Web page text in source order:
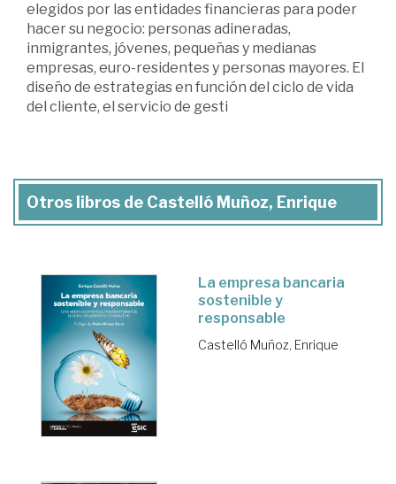
elegidos por las entidades financieras para poder
hacer su negocio: personas adineradas,
inmigrantes, jóvenes, pequeñas y medianas
empresas, euro-residentes y personas mayores. El
diseño de estrategias en función del ciclo de vida
del cliente, el servicio de gesti
Otros libros de Castelló Muñoz, Enrique
La empresa bancaria
sostenible y
responsable
Castelló Muñoz, Enrique